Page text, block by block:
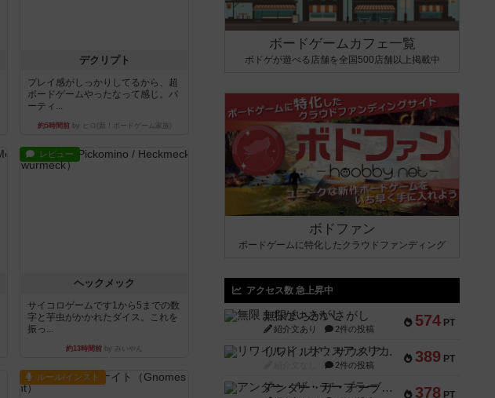
デクリプト
プレイ感がしっかりしてるから、超
ボードゲームやったなって感じ。パ
ーティ...
約5時間前by ヒロ(新！ボードゲーム家族)
レビュー
ヘックメック
サイコロゲームです1から5までの数
字と芋虫がかかれたダイス。これを
振っ...
約13時間前 by みいやん
ルール/インスト
ボードゲームカフェ一覧
ボドゲが遊べる店舗を全国500店舗以上掲載中
ボドファン
ボードゲームに特化したクラウドファンディング
アクセス数 急上昇中
574 PT
無限まちがいさがし
紹介文あり 2件の投稿
389 PT
リワイルド：サウスアメリカ
2件の投稿
378 PT
アンダー・ザ・テーブラー